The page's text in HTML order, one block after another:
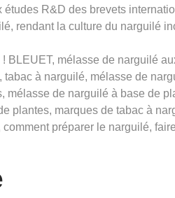
R&D des brevets
rendant la culture du narguilé
BLEUET, mélasse de narguilé
à narguilé, mélasse de
de narguilé à base de
plantes, marques de tabac à
préparer le narguilé,